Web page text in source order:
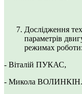
Дослідження
параметрів
режимах роботи:
- Віталій ПУКАС,
- Микола ВОЛИНКІН.